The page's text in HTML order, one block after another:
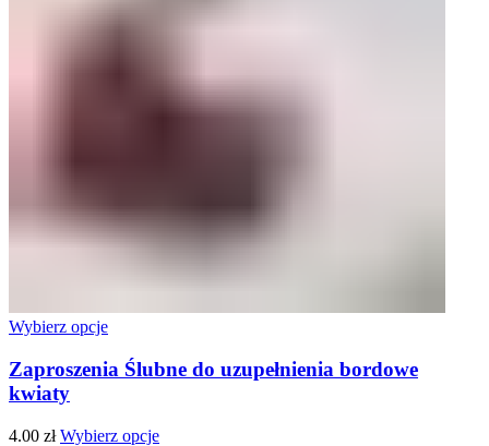
Wybierz opcje
Zaproszenia Ślubne do uzupełnienia bordowe
kwiaty
4.00 zł Wybierz opcje